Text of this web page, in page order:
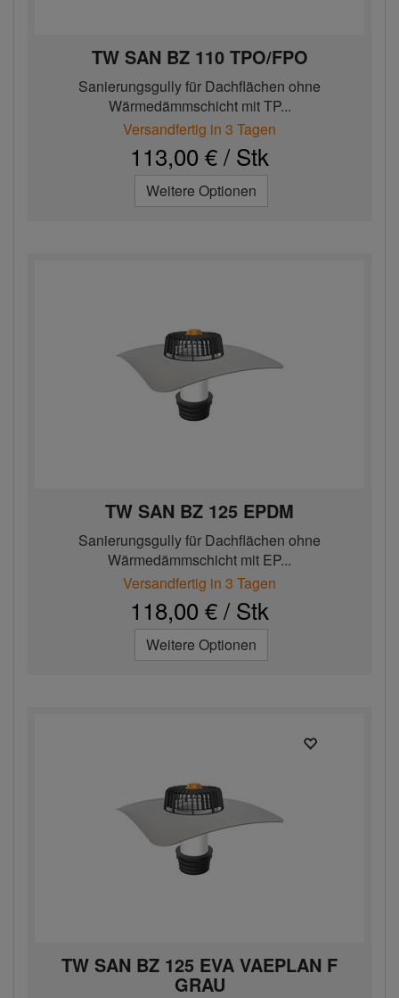
TW SAN BZ 110 TPO/FPO
Sanierungsgully für Dachflächen ohne
Wärmedämmschicht mit TP...
Versandfertig in 3 Tagen
113,00 € / Stk
Weitere Optionen
TW SAN BZ 125 EPDM
Sanierungsgully für Dachflächen ohne
Wärmedämmschicht mit EP...
Versandfertig in 3 Tagen
118,00 € / Stk
Weitere Optionen
TW SAN BZ 125 EVA VAEPLAN F
GRAU